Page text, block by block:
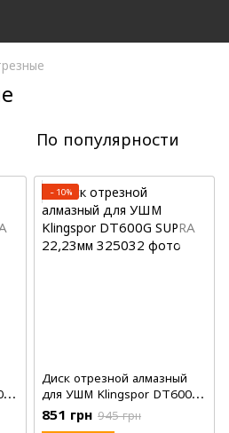
По популярности
−10%
Диск отрезной алмазный
для УШМ Klingspor DT600G
SUPRA 22,23мм, 125мм,
851 грн 945 грн